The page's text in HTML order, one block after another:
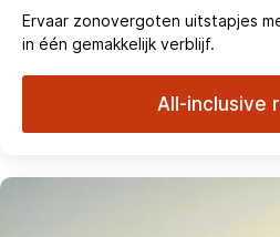
Ervaar zonovergoten uitstapjes
in één gemakkelijk verblijf.
All-inclusive